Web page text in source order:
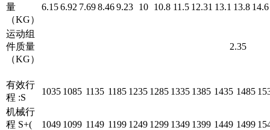
量
（KG）
6.156.92 7.698.469.23 10 10.8 11.5 12.31 13.1 13.8 14.6
运动组
件质量
（KG）
2.35
有效行
程 :S
1035 1085 1135 1185 1235 1285 1335 1385 1435 1485
机械行
程 S+(
1049 1099 1149 1199 1249 1299 1349 1399 1449 1499